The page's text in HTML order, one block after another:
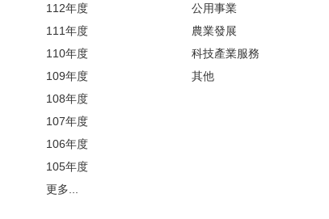
112年度
111年度
110年度
109年度
108年度
107年度
106年度
105年度
更多...
公用事業
農業發展
科技產業服務
其他